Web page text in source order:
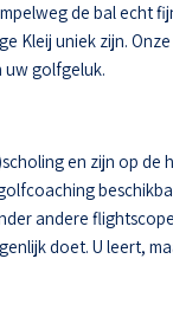
de bal echt
Kleij uniek zijn.
uw golfgeluk.
en zijn op
andere
doet. U leert,